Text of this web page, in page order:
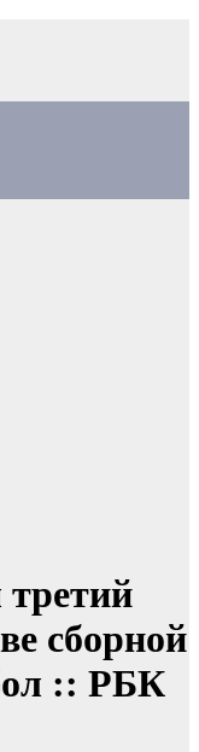
третий
сборной
:: РБК